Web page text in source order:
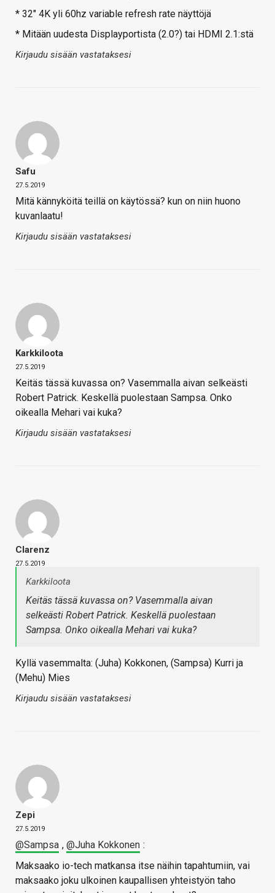
* 32" 4K yli 60hz variable refresh rate näyttöjä
* Mitään uudesta Displayportista (2.0?) tai HDMI 2.1:stä
Kirjaudu sisään vastataksesi
Safu
27.5.2019
Mitä kännyköitä teillä on käytössä? kun on niin huono
kuvanlaatu!
Kirjaudu sisään vastataksesi
Karkkiloota
27.5.2019
Keitäs tässä kuvassa on? Vasemmalla aivan selkeästi
Robert Patrick. Keskellä puolestaan Sampsa. Onko
oikealla Mehari vai kuka?
Kirjaudu sisään vastataksesi
Clarenz
27.5.2019
Karkkiloota
Keitäs tässä kuvassa on? Vasemmalla aivan
selkeästi Robert Patrick. Keskellä puolestaan
Sampsa. Onko oikealla Mehari vai kuka?
Kyllä vasemmalta: (Juha) Kokkonen, (Sampsa) Kurri ja
(Mehu) Mies
Kirjaudu sisään vastataksesi
Zepi
27.5.2019
@Sampsa , @Juha Kokkonen :
Maksaako io-tech matkansa itse näihin tapahtumiin, vai
maksaako joku ulkoinen kaupallisen yhteistyön taho